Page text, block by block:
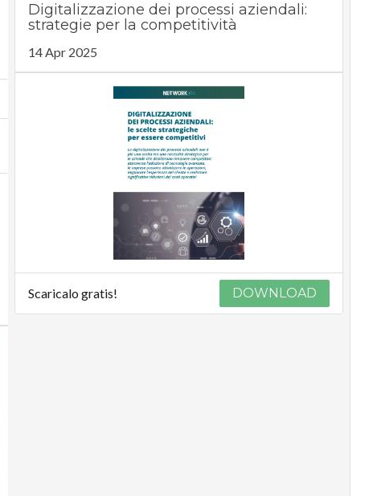
Digitalizzazione dei processi aziendali:
strategie per la competitività
14 Apr 2025
Scaricalo gratis! DOWNLOAD